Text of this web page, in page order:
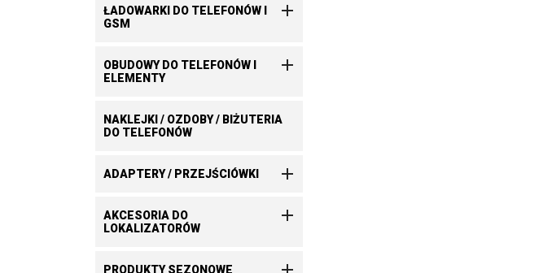
ŁADOWARKI DO TELEFONÓW I
GSM

OBUDOWY DO TELEFONÓW I
ELEMENTY

NAKLEJKI / OZDOBY / BIŻUTERIA
DO TELEFONÓW
ADAPTERY / PRZEJŚCIÓWKI 
AKCESORIA DO
LOKALIZATORÓW

PRODUKTY SEZONOWE